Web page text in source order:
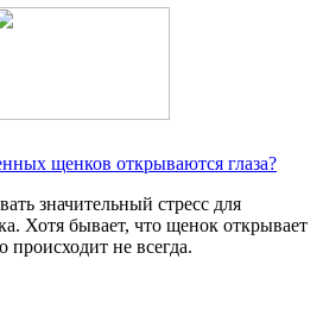
щенков открываются глаза?
значительный стресс для
Хотя бывает, что щенок открывает
происходит не всегда.